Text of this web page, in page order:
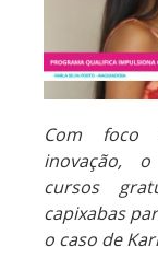
Com foco
inovação,
cursos
capixabas
o caso de